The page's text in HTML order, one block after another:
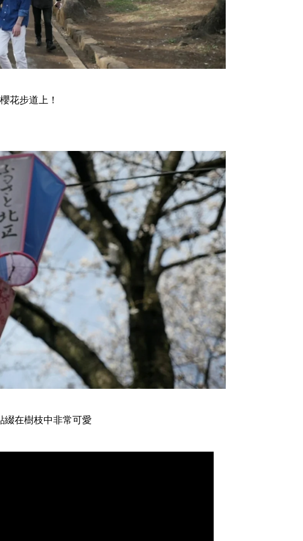
花步道上！
綴在樹枝中非常可愛
【千葉】2026笠森觀音寺御開帳